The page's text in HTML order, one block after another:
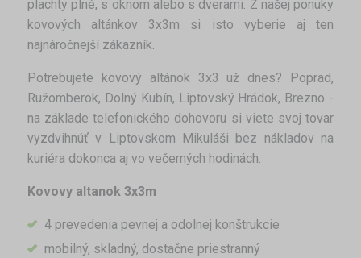
plachty plné, s oknom alebo s dverami. Z našej ponuky
kovových altánkov 3x3m si isto vyberie aj ten
najnáročnejší zákazník.
Potrebujete kovový altánok 3x3 už dnes? Poprad,
Ružomberok, Dolný Kubín, Liptovský Hrádok, Brezno -
na základe telefonického dohovoru si viete svoj tovar
vyzdvihnúť v Liptovskom Mikuláši bez nákladov na
kuriéra dokonca aj vo večerných hodinách.
Kovovy altanok 3x3m
4 prevedenia pevnej a odolnej konštrukcie
mobilný, skladný, dostačne priestranný